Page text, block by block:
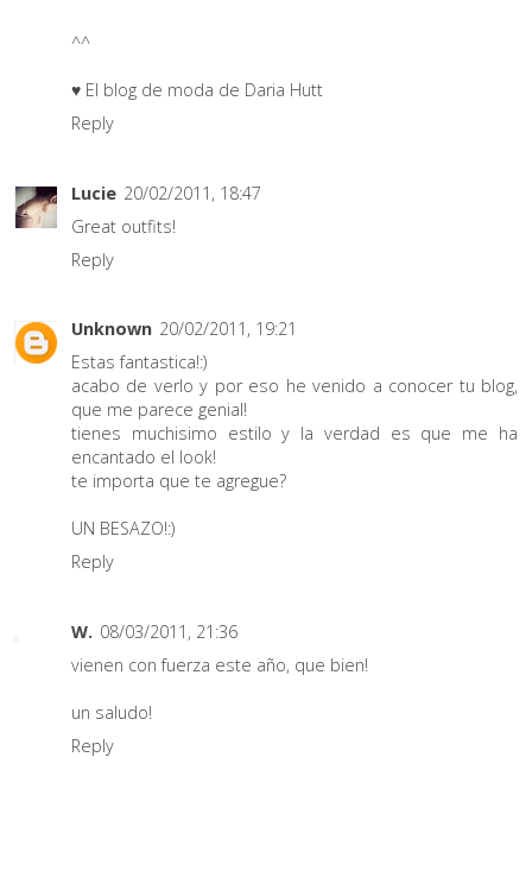
^^
♥ El blog de moda de Daria Hutt
Reply
Lucie 20/02/2011, 18:47
Great outfits!
Reply
Unknown 20/02/2011, 19:21
Estas fantastica!:)
acabo de verlo y por eso he venido a conocer tu blog,
que me parece genial!
tienes muchisimo estilo y la verdad es que me ha
encantado el look!
te importa que te agregue?
UN BESAZO!:)
Reply
W. 08/03/2011, 21:36
vienen con fuerza este año, que bien!
un saludo!
Reply